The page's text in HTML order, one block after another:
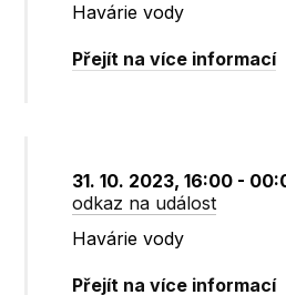
Havárie vody
Přejít na více informací
31. 10. 2023, 16:00 -
odkaz na událost
Havárie vody
Přejít na více informací